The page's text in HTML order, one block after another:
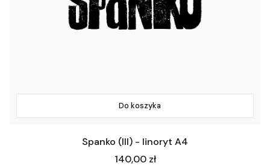
Do koszyka
Spanko (III) - linoryt A4
Cena
140,00 zł